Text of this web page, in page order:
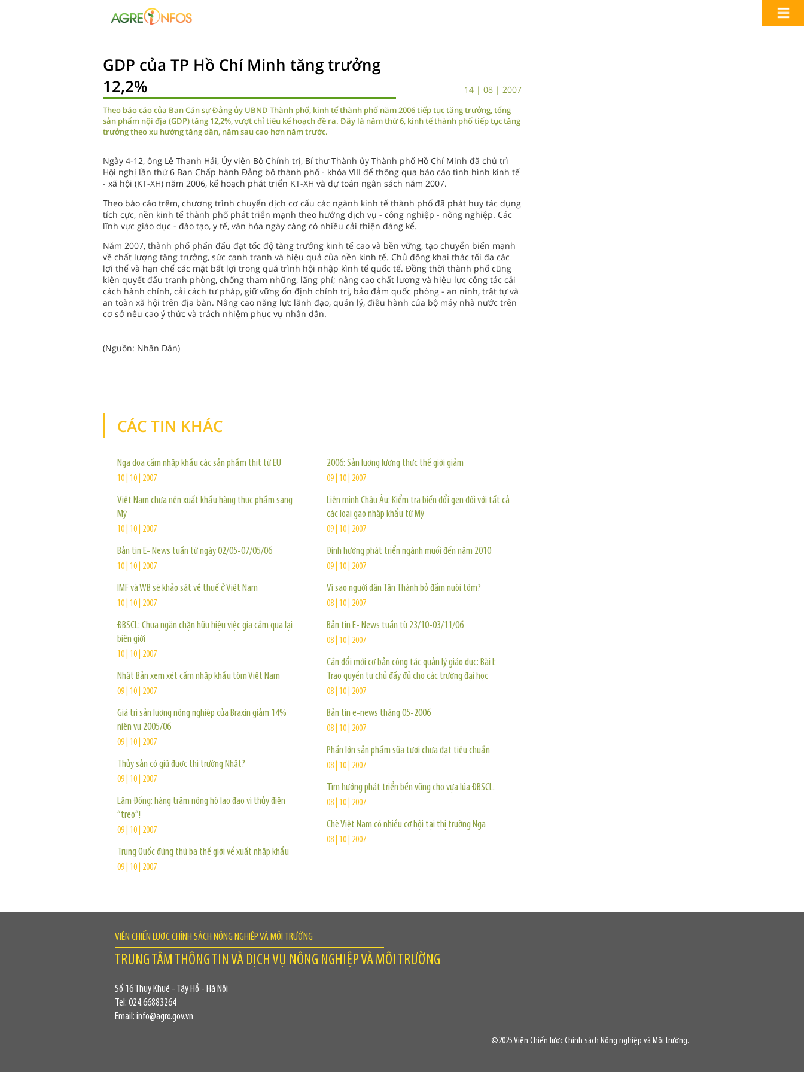
GDP của TP Hồ Chí Minh tăng trưởng
12,2%
14 | 08 | 2007
Theo báo cáo của Ban Cán sự Đảng ủy UBND Thành phố, kinh tế thành phố năm 2006 tiếp tục tăng trưởng, tổng
sản phẩm nội địa (GDP) tăng 12,2%, vượt chỉ tiêu kế hoạch đề ra. Đây là năm thứ 6, kinh tế thành phố tiếp tục tăng
trưởng theo xu hướng tăng dần, năm sau cao hơn năm trước.
Ngày 4-12, ông Lê Thanh Hải, Ủy viên Bộ Chính trị, Bí thư Thành ủy Thành phố Hồ Chí Minh đã chủ trì
Hội nghị lần thứ 6 Ban Chấp hành Đảng bộ thành phố - khóa VIII để thông qua báo cáo tình hình kinh tế
- xã hội (KT-XH) năm 2006, kế hoạch phát triển KT-XH và dự toán ngân sách năm 2007.
Theo báo cáo trêm, chương trình chuyển dịch cơ cấu các ngành kinh tế thành phố đã phát huy tác dụng
tích cực, nền kinh tế thành phố phát triển mạnh theo hướng dịch vụ - công nghiệp - nông nghiệp. Các
lĩnh vực giáo dục - đào tạo, y tế, văn hóa ngày càng có nhiều cải thiện đáng kể.
Năm 2007, thành phố phấn đấu đạt tốc độ tăng trưởng kinh tế cao và bền vững, tạo chuyển biến mạnh
về chất lượng tăng trưởng, sức cạnh tranh và hiệu quả của nền kinh tế. Chủ động khai thác tối đa các
lợi thế và hạn chế các mặt bất lợi trong quá trình hội nhập kình tế quốc tế. Đồng thời thành phố cũng
kiên quyết đấu tranh phòng, chống tham nhũng, lãng phí; nâng cao chất lượng và hiệu lực công tác cải
cách hành chính, cải cách tư pháp, giữ vững ổn định chính trị, bảo đảm quốc phòng - an ninh, trật tự và
an toàn xã hội trên địa bàn. Nâng cao năng lực lãnh đạo, quản lý, điều hành của bộ máy nhà nước trên
cơ sở nêu cao ý thức và trách nhiệm phục vụ nhân dân.
(Nguồn: Nhân Dân)
CÁC TIN KHÁC
Nga dọa cấm nhập khẩu các sản phẩm thịt từ EU
10 | 10 | 2007
Việt Nam chưa nên xuất khẩu hàng thực phẩm sang
Mỹ
10 | 10 | 2007
Bản tin E- News tuần từ ngày 02/05-07/05/06
10 | 10 | 2007
IMF và WB sẽ khảo sát về thuế ở Việt Nam
10 | 10 | 2007
ĐBSCL: Chưa ngăn chặn hữu hiệu việc gia cầm qua lại
biên giới
10 | 10 | 2007
Nhật Bản xem xét cấm nhập khẩu tôm Việt Nam
09 | 10 | 2007
Giá trị sản lượng nông nghiệp của Braxin giảm 14%
niên vụ 2005/06
09 | 10 | 2007
Thủy sản có giữ được thị trường Nhật?
09 | 10 | 2007
Lâm Đồng: hàng trăm nông hộ lao đao vì thủy điện
“treo”!
09 | 10 | 2007
Trung Quốc đứng thứ ba thế giới về xuất nhập khẩu
09 | 10 | 2007
2006: Sản lượng lương thực thế giới giảm
09 | 10 | 2007
Liên minh Châu Âu: Kiểm tra biến đổi gen đối với tất cả
các loại gạo nhập khẩu từ Mỹ
09 | 10 | 2007
Định hướng phát triển ngành muối đến năm 2010
09 | 10 | 2007
Vì sao người dân Tân Thành bỏ đầm nuôi tôm?
08 | 10 | 2007
Bản tin E- News tuần từ 23/10-03/11/06
08 | 10 | 2007
Cần đổi mới cơ bản công tác quản lý giáo dục: Bài I:
Trao quyền tự chủ đầy đủ cho các trường đại học
08 | 10 | 2007
Bản tin e-news tháng 05-2006
08 | 10 | 2007
Phần lớn sản phẩm sữa tươi chưa đạt tiêu chuẩn
08 | 10 | 2007
Tìm hướng phát triển bền vững cho vựa lúa ĐBSCL.
08 | 10 | 2007
Chè Việt Nam có nhiều cơ hội tại thị trường Nga
08 | 10 | 2007
VIỆN CHIẾN LƯỢC CHÍNH SÁCH NÔNG NGHIỆP VÀ MÔI TRƯỜNG
TRUNG TÂM THÔNG TIN VÀ DỊCH VỤ NÔNG NGHIỆP VÀ MÔI TRƯỜNG
Số 16 Thụy Khuê - Tây Hồ - Hà Nội
Tel: 024.66883264
Email: info@agro.gov.vn
©2025 Viện Chiến lược Chính sách Nông nghiệp và Môi trường.